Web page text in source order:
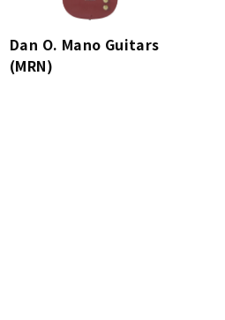
Dan O. Mano Guitars
(MRN)